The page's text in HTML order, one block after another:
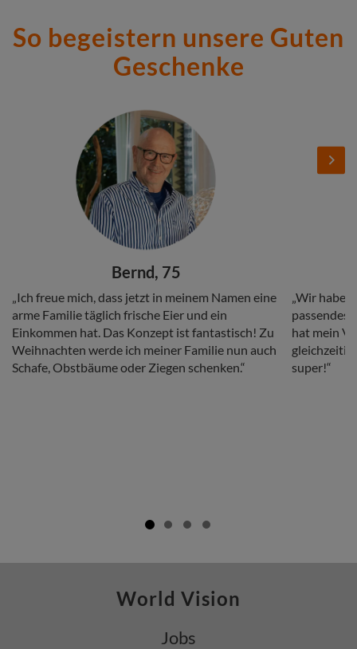
So begeistern unsere Guten
Geschenke
Bernd, 75
Copy
„Ich freue mich, dass jetzt in meinem Namen eine
arme Familie täglich frische Eier und ein
Einkommen hat. Das Konzept ist fantastisch! Zu
Weihnachten werde ich meiner Familie nun auch
Schafe, Obstbäume oder Ziegen schenken.“
Copy
„Wir
passendes
hat mein
gleichzeitig
super!“
Next
World Vision
Jobs